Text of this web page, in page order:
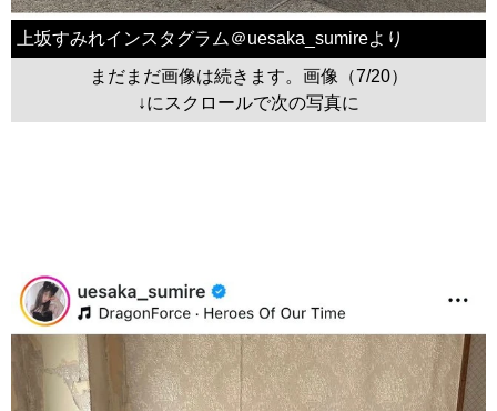
上坂すみれインスタグラム＠uesaka_sumireより
まだまだ画像は続きます。画像（7/20）
↓にスクロールで次の写真に